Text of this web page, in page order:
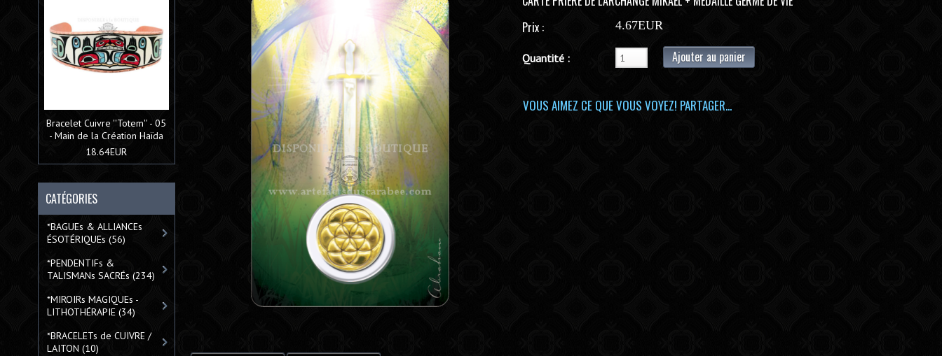
Prix :
4.67EUR
Quantité : Ajouter au panier
VOUS AIMEZ CE QUE VOUS VOYEZ! PARTAGER...
Bracelet Cuivre ''Totem'' - 05
- Main de la Création Haïda
18.64EUR
CATÉGORIES
*BAGUEs & ALLIANCEs
ÉSOTÉRIQUEs (56)
*PENDENTIFs &
TALISMANs SACRÉs (234)
*MIROIRs MAGIQUEs -
LITHOTHÉRAPIE(34)
*BRACELETs de CUIVRE /
LAITON (10)